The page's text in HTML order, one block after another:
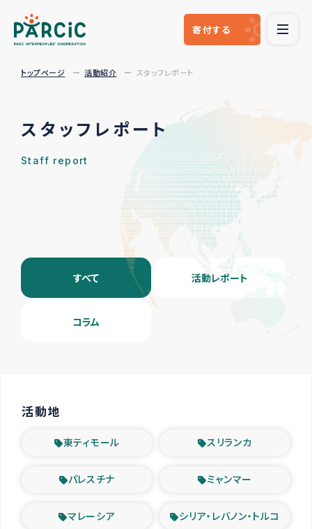
寄付する
トップページ 活動紹介 スタッフレポート
スタッフレポート
Staff report
すべて 活動レポート
コラム
活動地
東ティモール スリランカ
パレスチナ ミャンマー
マレーシア シリア・レバノン・トルコ